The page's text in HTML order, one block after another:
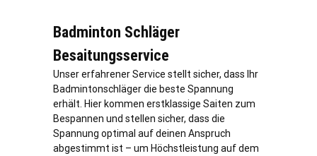
Badminton Schläger
Besaitungsservice
Unser erfahrener Service stellt sicher, dass Ihr
Badmintonschläger die beste Spannung
erhält. Hier kommen erstklassige Saiten zum
Bespannen und stellen sicher, dass die
Spannung optimal auf deinen Anspruch
abgestimmt ist – um Höchstleistung auf dem